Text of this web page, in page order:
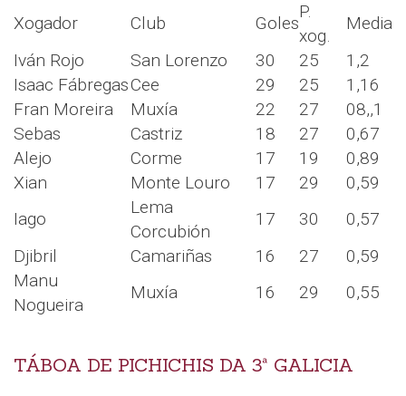
Xogador Club Goles
P.
xog.
Media
Iván Rojo
San Lorenzo 30 25
1,2
Isaac FábregasCee 29 25
1,16
Fran Moreira
Muxía 22 27
08,,1
Sebas
Castriz 18 27
0,67
Alejo
Corme 17 19
0,89
Xian
Monte Louro 17 29
0,59
Iago
Lema
Corcubión
17 30
0,57
Djibril
Camariñas 16 27
0,59
Manu
Nogueira
Muxía 16 29 0,55
TÁBOA DE PICHICHIS DA 3ª GALICIA